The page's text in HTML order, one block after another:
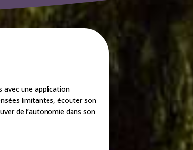
avec une application
limitantes, écouter son
de l’autonomie dans son